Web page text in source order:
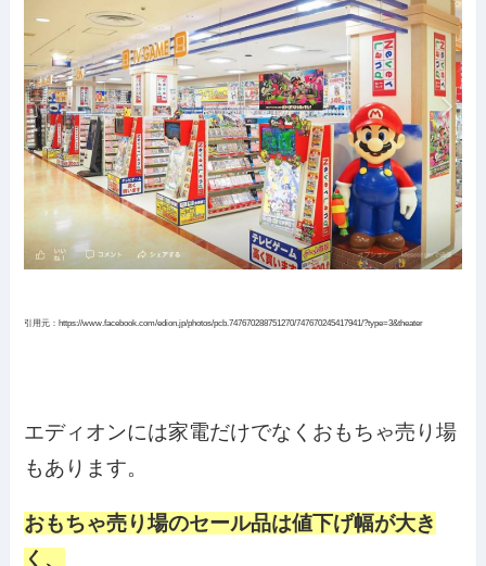
引用元：https://www.facebook.com/edion.jp/photos/pcb.747670288751270/747670245417941/?type=3&theater
エディオンには家電だけでなくおもちゃ売り場
もあります。
おもちゃ売り場のセール品は値下げ幅が大き
く、